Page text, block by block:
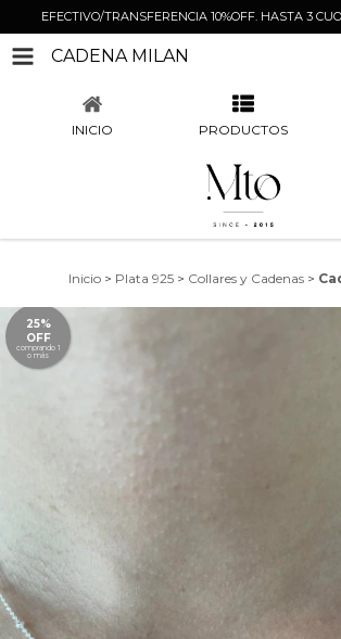
EFECTIVO/TRANSFERENCIA 10%OFF. HASTA 3
CADENA MILAN
INICIO PRODUCTOS
Inicio > Plata 925 > Collares y Cadenas >
25%
OFF
comprando 1
o más